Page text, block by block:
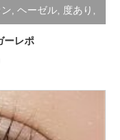
ヘーゼル 度あり
ーレポ